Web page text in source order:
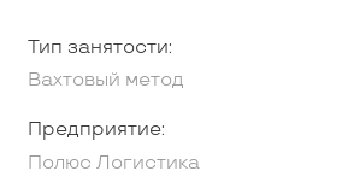
Тип занятости:
Вахтовый метод
Предприятие:
Полюс Логистика